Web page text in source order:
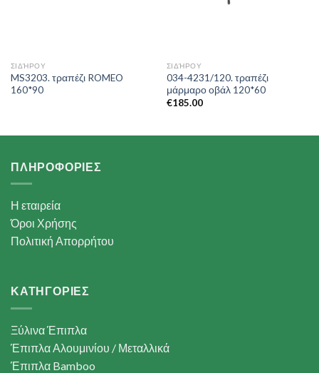
ΣΙΔΉΡΟΥ
MS3203. τραπέζι ROMEO
160*90
ΣΙΔΉΡΟΥ
034-4231/120. τραπέζι
μάρμαρο οβάλ 120*60
€185.00
ΠΛΗΡΟΦΟΡΙΕΣ
Η εταιρεία
Όροι Χρήσης
Πολιτική Απορρήτου
ΚΑΤΗΓΟΡΙΕΣ
Ξύλινα Έπιπλα
Έπιπλα Αλουμινίου / Μεταλλικά
Έπιπλα Bamboo